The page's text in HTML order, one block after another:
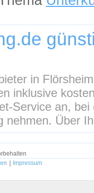
in
inklusive
Service an,
nehmen. Über
Impressum